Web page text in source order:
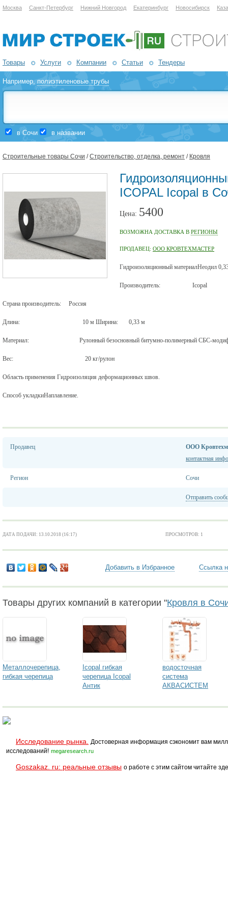
Москва Санкт-Петербург Нижний Новгород Екатеринбург Новосибирск
Товары Услуги Компании Статьи Тендеры
Например,полиэтиленовые трубы
в Сочи в названии
Строительные товары Сочи /Строительство, отделка, ремонт / Кровля
ICOPAL Icopal в
Цена: 5400
ВОЗМОЖНА ДОСТАВКА В РЕГИОНЫ
ПРОДАВЕЦ: ООО КРОВТЕХМАСТЕР
Гидроизоляционный материалНеодил
Производитель: Icopal
Страна производитель: Россия
Длина: 10 м Ширина: 0,33 м
Материал: Рулонный безосновный битумно-полимерный СБС-
Вес: 20 кг/рулон
Область применения Гидроизоляция деформационных швов.
Способ укладкиНаплавление.
Продавец
ООО
контактная
Регион Сочи
Отправить
ДАТА ПОДАЧИ: 13.10.2018 (16:17) ПРОСМОТРОВ: 1
Добавить в Избранное Ссылка
Товары других компаний в категории "Кровля в
Металлочерепица,
гибкая черепица
Icopal гибкая
черепица Icopal
Антик
водосточная
система
АКВАСИСТЕМ
Исследование рынка.
Достоверная информация сэкономит вам
исследований! megaresearch.ru
Goszakaz. ru: реальные отзывы о работе с этим сайтом читайте